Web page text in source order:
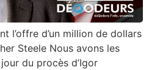
l’offre d’un million de dollars
Steele Nous avons les
du procès d’Igor